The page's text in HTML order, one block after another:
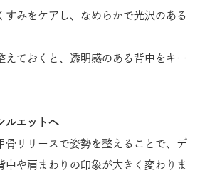
すみをケアし、なめらかで光沢のある
えておくと、透明感のある背中をキー
ルエットへ
骨リリースで姿勢を整えることで、デ
中や肩まわりの印象が大きく変わりま